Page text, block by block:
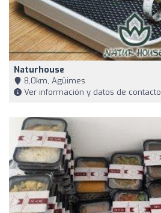
Naturhouse
8,0km, Agüimes
Ver información y datos de contacto